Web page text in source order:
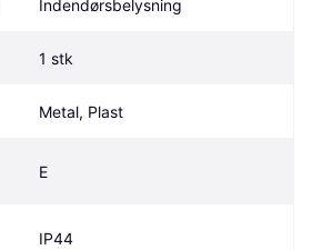
Indendørsbelysning
1 stk
Metal, Plast
E
IP44